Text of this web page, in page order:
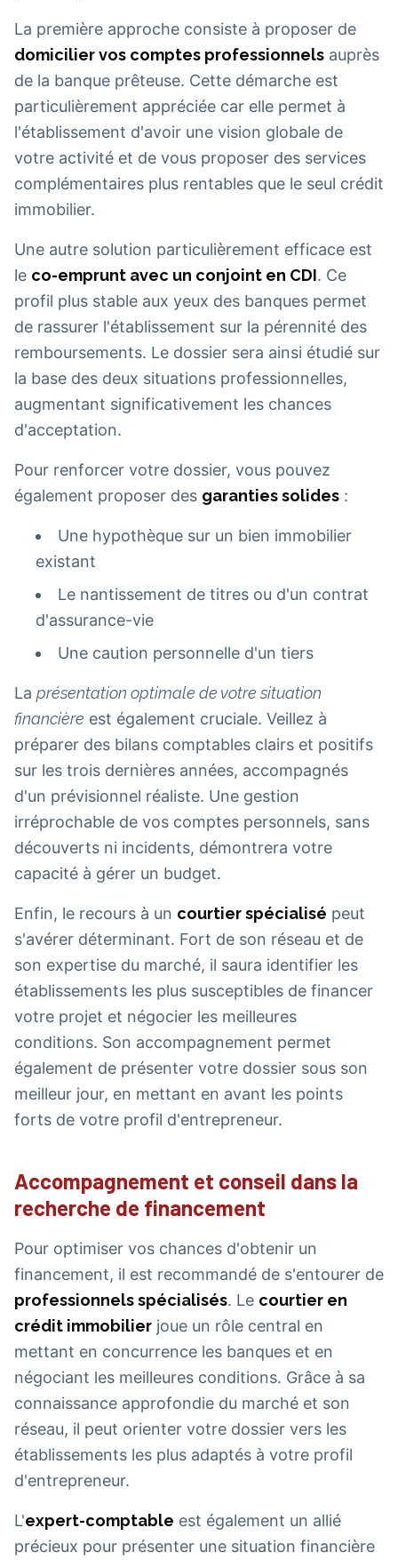
La première approche consiste à proposer de
domicilier vos comptes professionnels auprès
de la banque prêteuse. Cette démarche est
particulièrement appréciée car elle permet à
l'établissement d'avoir une vision globale de
votre activité et de vous proposer des services
complémentaires plus rentables que le seul crédit
immobilier.
Une autre solution particulièrement efficace est
le co-emprunt avec un conjoint en CDI. Ce
profil plus stable aux yeux des banques permet
de rassurer l'établissement sur la pérennité des
remboursements. Le dossier sera ainsi étudié sur
la base des deux situations professionnelles,
augmentant significativement les chances
d'acceptation.
Pour renforcer votre dossier, vous pouvez
également proposer des garanties solides :
Une hypothèque sur un bien immobilier
existant
Le nantissement de titres ou d'un contrat
d'assurance-vie
Une caution personnelle d'un tiers
La présentation optimale de votre situation
financière est également cruciale. Veillez à
préparer des bilans comptables clairs et positifs
sur les trois dernières années, accompagnés
d'un prévisionnel réaliste. Une gestion
irréprochable de vos comptes personnels, sans
découverts ni incidents, démontrera votre
capacité à gérer un budget.
Enfin, le recours à un courtier spécialisé peut
s'avérer déterminant. Fort de son réseau et de
son expertise du marché, il saura identifier les
établissements les plus susceptibles de financer
votre projet et négocier les meilleures
conditions. Son accompagnement permet
également de présenter votre dossier sous son
meilleur jour, en mettant en avant les points
forts de votre profil d'entrepreneur.
Accompagnement et conseil dans la
recherche de financement
Pour optimiser vos chances d'obtenir un
financement, il est recommandé de s'entourer de
professionnels spécialisés. Le courtier en
crédit immobilier joue un rôle central en
mettant en concurrence les banques et en
négociant les meilleures conditions. Grâce à sa
connaissance approfondie du marché et son
réseau, il peut orienter votre dossier vers les
établissements les plus adaptés à votre profil
d'entrepreneur.
L'expert-comptable est également un allié
précieux pour présenter une situation financière